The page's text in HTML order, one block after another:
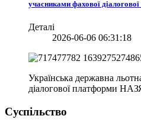
учасниками фахової
Деталі
2026-06-06 06:31:18
Українська державна
діалогової платформи
Суспільство